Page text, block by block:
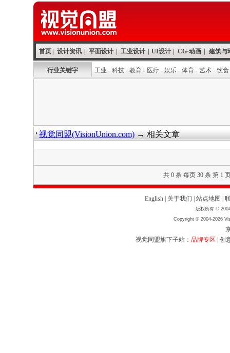
首页 设计资讯 平面设计 工业设计 UI设计 CG·动画 建筑与
行业关键字 工业 - 科技 - 教育 - 医疗 - 娱乐 - 体育 - 艺术 - 饮食
视觉同盟(VisionUnion.com) → 相关文章
共 0 条 每页 30 条 第 1
English 关于我们 站点地图
版权所有 ©
Copyright © 2004-2026
视觉同盟旗下子站： 品牌专区 创